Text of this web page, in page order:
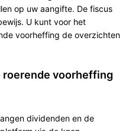
op uw aangifte. De fiscus
U kunt voor het
voorheffing de overzichten
roerende voorheffing
dividenden en de